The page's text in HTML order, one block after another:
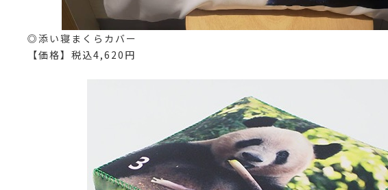
◎添い寝まくらカバー
【価格】税込4,620円